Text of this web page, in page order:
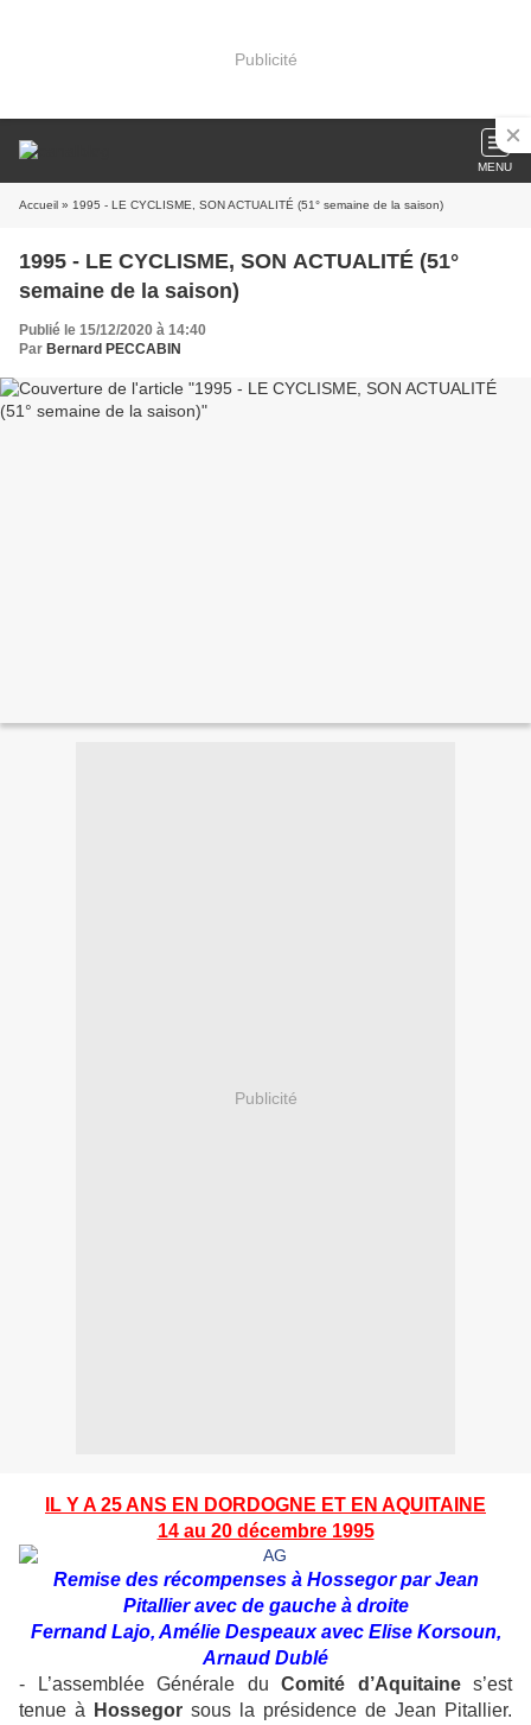
Publicité
MENU
Accueil » 1995 - LE CYCLISME, SON ACTUALITÉ (51° semaine de la saison)
1995 - LE CYCLISME, SON ACTUALITÉ (51°
semaine de la saison)
Publié le 15/12/2020 à 14:40
Par Bernard PECCABIN
Publicité
IL Y A 25 ANS EN DORDOGNE ET EN AQUITAINE
14 au 20 décembre 1995
Remise des récompenses à Hossegor par Jean
Pitallier avec de gauche à droite
Fernand Lajo, Amélie Despeaux avec Elise Korsoun,
Arnaud Dublé
- L’assemblée Générale du Comité d’Aquitaines’est
tenue à
Hossegor sous la présidence de Jean Pitallier.